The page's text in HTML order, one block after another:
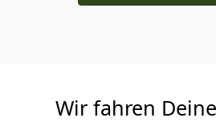
Wir fahren